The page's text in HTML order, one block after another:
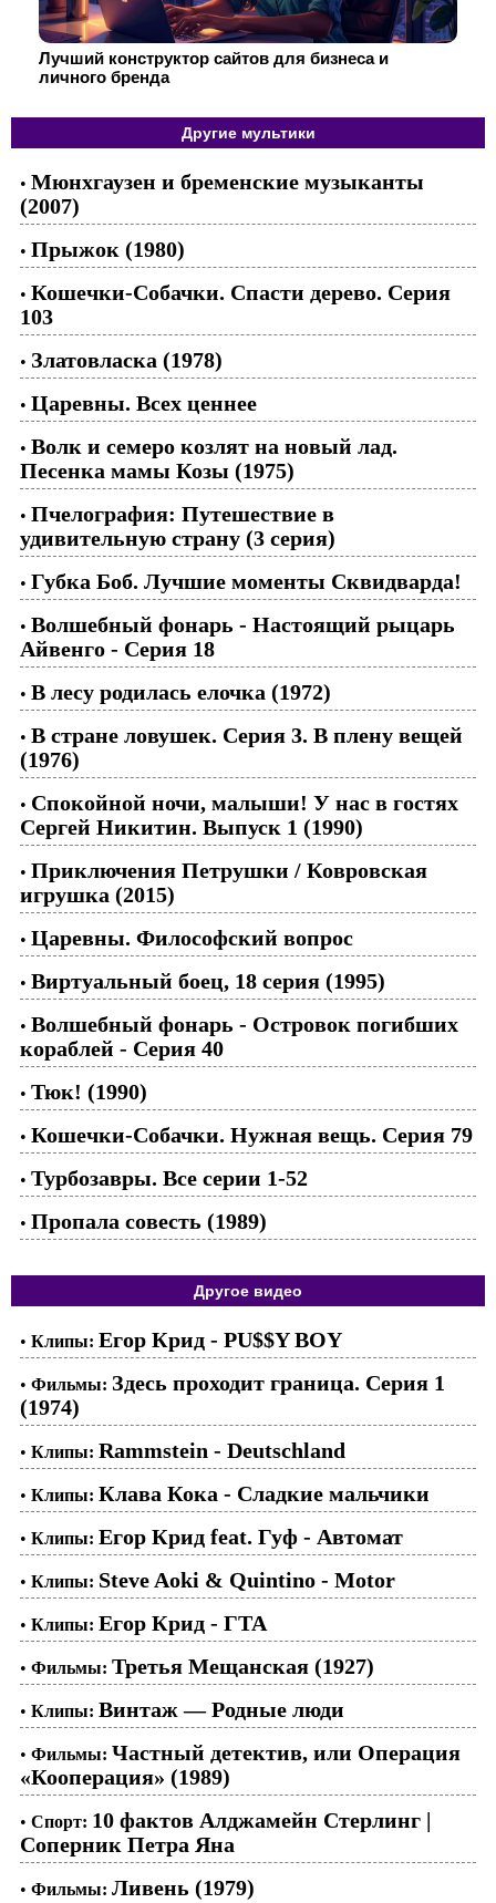
Лучший конструктор сайтов для бизнеса и
личного бренда
Другие мультики
• Мюнхгаузен и бременские музыканты
(2007)
• Прыжок (1980)
• Кошечки-Собачки. Спасти дерево. Серия
103
• Златовласка (1978)
• Царевны. Всех ценнее
• Волк и семеро козлят на новый лад.
Песенка мамы Козы (1975)
• Пчелография: Путешествие в
удивительную страну (3 серия)
• Губка Боб. Лучшие моменты Сквидварда!
• Волшебный фонарь - Настоящий рыцарь
Айвенго - Серия 18
• В лесу родилась елочка (1972)
• В стране ловушек. Серия 3. В плену вещей
(1976)
• Спокойной ночи, малыши! У нас в гостях
Сергей Никитин. Выпуск 1 (1990)
• Приключения Петрушки / Ковровская
игрушка (2015)
• Царевны. Философский вопрос
• Виртуальный боец, 18 серия (1995)
• Волшебный фонарь - Островок погибших
кораблей - Серия 40
• Тюк! (1990)
• Кошечки-Собачки. Нужная вещь. Серия 79
• Турбозавры. Все серии 1-52
• Пропала совесть (1989)
Другое видео
• Клипы: Егор Крид - PU$$Y BOY
• Фильмы: Здесь проходит граница. Серия 1
(1974)
• Клипы: Rammstein - Deutschland
• Клипы: Клава Кока - Сладкие мальчики
• Клипы: Егор Крид feat. Гуф - Автомат
• Клипы: Steve Aoki & Quintino - Motor
• Клипы: Егор Крид - ГТА
• Фильмы: Третья Мещанская (1927)
• Клипы: Винтаж — Родные люди
• Фильмы: Частный детектив, или Операция
«Кооперация» (1989)
• Спорт: 10 фактов Алджамейн Стерлинг |
Соперник Петра Яна
• Фильмы: Ливень (1979)